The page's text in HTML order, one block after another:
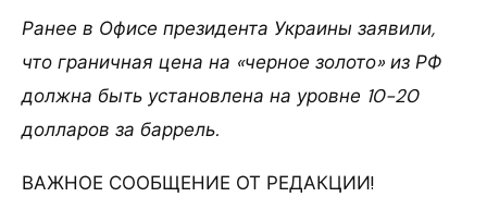
Ранее в Офисе президента Украины заявили,
что граничная цена на «черное золото» из РФ
должна быть установлена на уровне 10-20
долларов за баррель.
ВАЖНОЕ СООБЩЕНИЕ ОТ РЕДАКЦИИ!